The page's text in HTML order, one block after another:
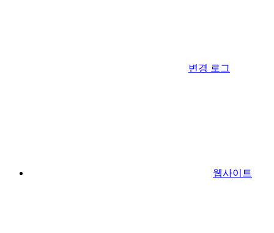
변경 로그
웹사이트